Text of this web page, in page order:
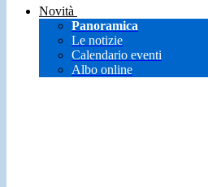
Novità
Panoramica
Le notizie
Calendario eventi
Albo online